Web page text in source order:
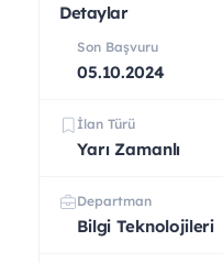
Detaylar
Son Başvuru
05.10.2024
İlan Türü
Yarı Zamanlı
Departman
Bilgi Teknolojileri